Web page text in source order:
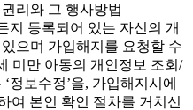
리와 그 행사방법
지 등록되어 있는 자신의 개
으며 가입해지를 요청할 수
미만 아동의 개인정보 조회/
정보수정’을, 가입해지시에
여 본인 확인 절차를 거치신